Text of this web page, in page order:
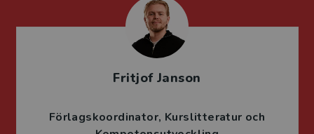
Fritjof Janson
Förlagskoordinator Kurslitteratur och